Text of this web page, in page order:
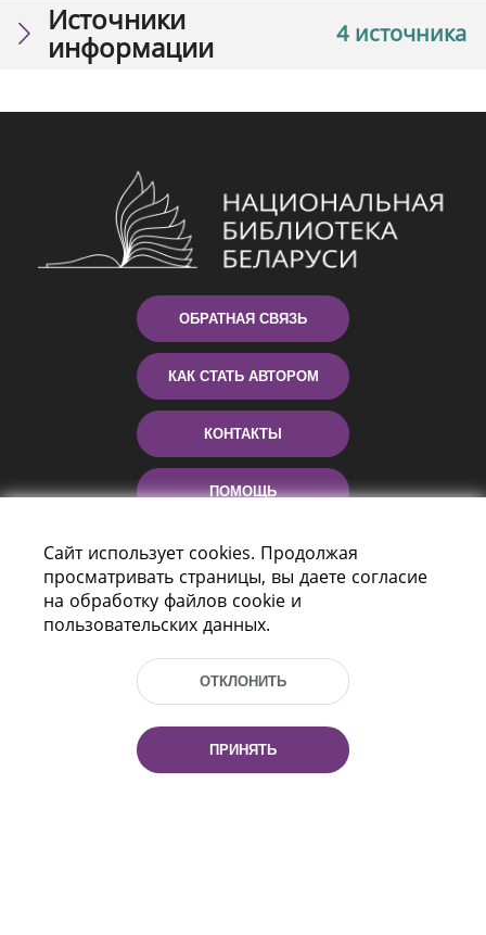
4 источника
Источники
информации
ОБРАТНАЯ СВЯЗЬ
КАК СТАТЬ АВТОРОМ
КОНТАКТЫ
ПОМОЩЬ
Пр-т Независимости 116
г. Минск, Республика Беларусь, 220114
Тел.: (+375 17) 368 37 37, Факс: (+375 17)
Сайт использует cookies. Продолжая
просматривать страницы, вы даете согласие
на обработку файлов cookie и
пользовательских данных.
ОТКЛОНИТЬ
ПРИНЯТЬ